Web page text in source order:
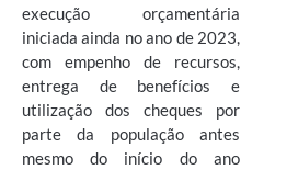
execução orçamentária
iniciada ainda no ano de 2023,
com empenho de recursos,
entrega de benefícios e
utilização dos cheques por
parte da população antes
mesmo do início do ano